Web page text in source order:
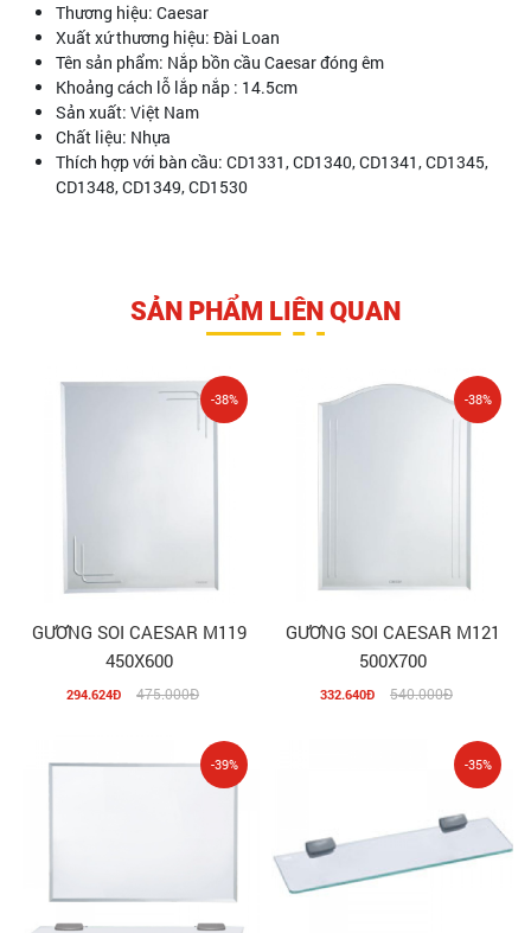
Thương hiệu: Caesar
Xuất xứ thương hiệu: Đài Loan
Tên sản phẩm: Nắp bồn cầu Caesar đóng êm
Khoảng cách lỗ lắp nắp : 14.5cm
Sản xuất: Việt Nam
Chất liệu: Nhựa
Thích hợp với bàn cầu: CD1331, CD1340, CD1341, CD1345,
CD1348, CD1349, CD1530
SẢN PHẨM LIÊN QUAN
GƯƠNG SOI CAESAR M119
450X600
294.624Đ 475.000Đ
-38%
GƯƠNG SOI CAESAR M121
500X700
332.640Đ 540.000Đ
-38%
-39% -35%